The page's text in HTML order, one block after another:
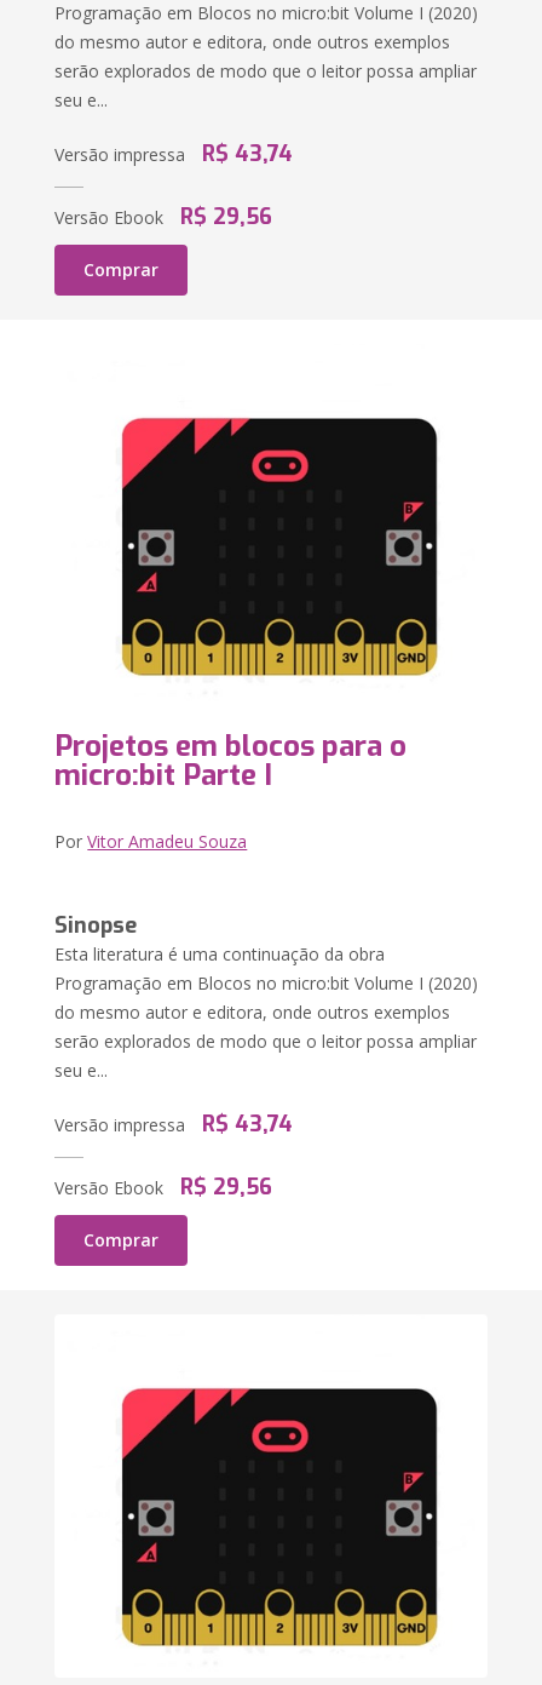
Programação em Blocos no micro:bit Volume I (2020)
do mesmo autor e editora, onde outros exemplos
serão explorados de modo que o leitor possa ampliar
seu e...
Versão impressa R$ 43,74
Versão Ebook R$ 29,56
Comprar
Projetos em blocos para o
micro:bit Parte I
PorVitor Amadeu Souza
Sinopse
Esta literatura é uma continuação da obra
Programação em Blocos no micro:bit Volume I (2020)
do mesmo autor e editora, onde outros exemplos
serão explorados de modo que o leitor possa ampliar
seu e...
Versão impressa R$ 43,74
Versão Ebook R$ 29,56
Comprar